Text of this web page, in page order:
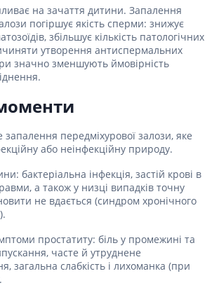
на зачаття дитини. Запалення
погіршує якість сперми: знижує
збільшує кількість патологічних
утворення антиспермальних
значно зменшують ймовірність
запалення передміхурової залози, яке
або неінфекційну природу.
бактеріальна інфекція, застій крові в
а також у низці випадків точну
не вдається (синдром хронічного
простатиту: біль у промежині та
часте й утруднене
загальна слабкість і лихоманка (при